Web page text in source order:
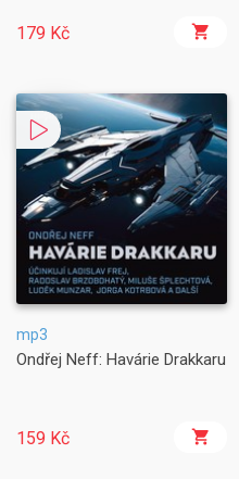
179 Kč
mp3
Ondřej Neff: Havárie Drakkaru
159 Kč